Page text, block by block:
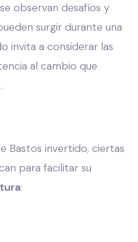
observan desafíos y
surgir durante una
invita a considerar las
al cambio que
Bastos invertido, ciertas
para facilitar su
: